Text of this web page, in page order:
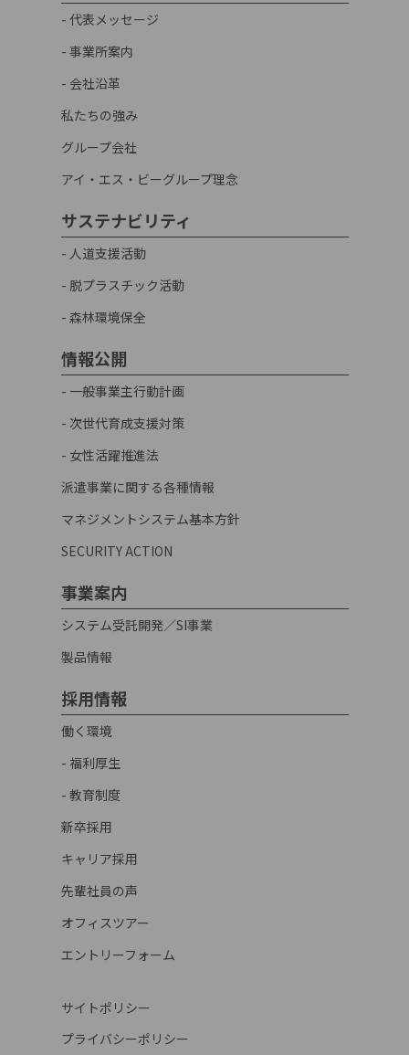
- 代表メッセージ
- 事業所案内
- 会社沿革
私たちの強み
グループ会社
アイ・エス・ビーグループ理念
サステナビリティ
- 人道支援活動
- 脱プラスチック活動
- 森林環境保全
情報公開
- 一般事業主行動計画
- 次世代育成支援対策
- 女性活躍推進法
派遣事業に関する各種情報
マネジメントシステム基本方針
SECURITY ACTION
事業案内
システム受託開発／SI事業
製品情報
採用情報
働く環境
- 福利厚生
- 教育制度
新卒採用
キャリア採用
先輩社員の声
オフィスツアー
エントリーフォーム
サイトポリシー
プライバシーポリシー